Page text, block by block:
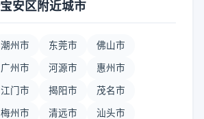
宝安区附近城市
潮州市 东莞市 佛山市
广州市 河源市 惠州市
江门市 揭阳市 茂名市
梅州市 清远市 汕头市